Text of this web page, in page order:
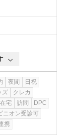
夜間
日祝
ズ
クレカ
在宅 訪問
DPC
ニオン受診可
携